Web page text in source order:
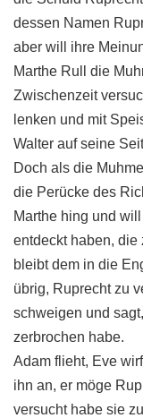
dessen Namen
aber will ihre
Marthe Rull die
Zwischenzeit
lenken und mit
Walter auf seine
Doch als die
die Perücke des
Marthe hing und
entdeckt haben, die
bleibt dem in die
übrig, Ruprecht zu
schweigen und
zerbrochen habe.
Adam flieht, Eve
ihn an, er möge
versucht habe sie